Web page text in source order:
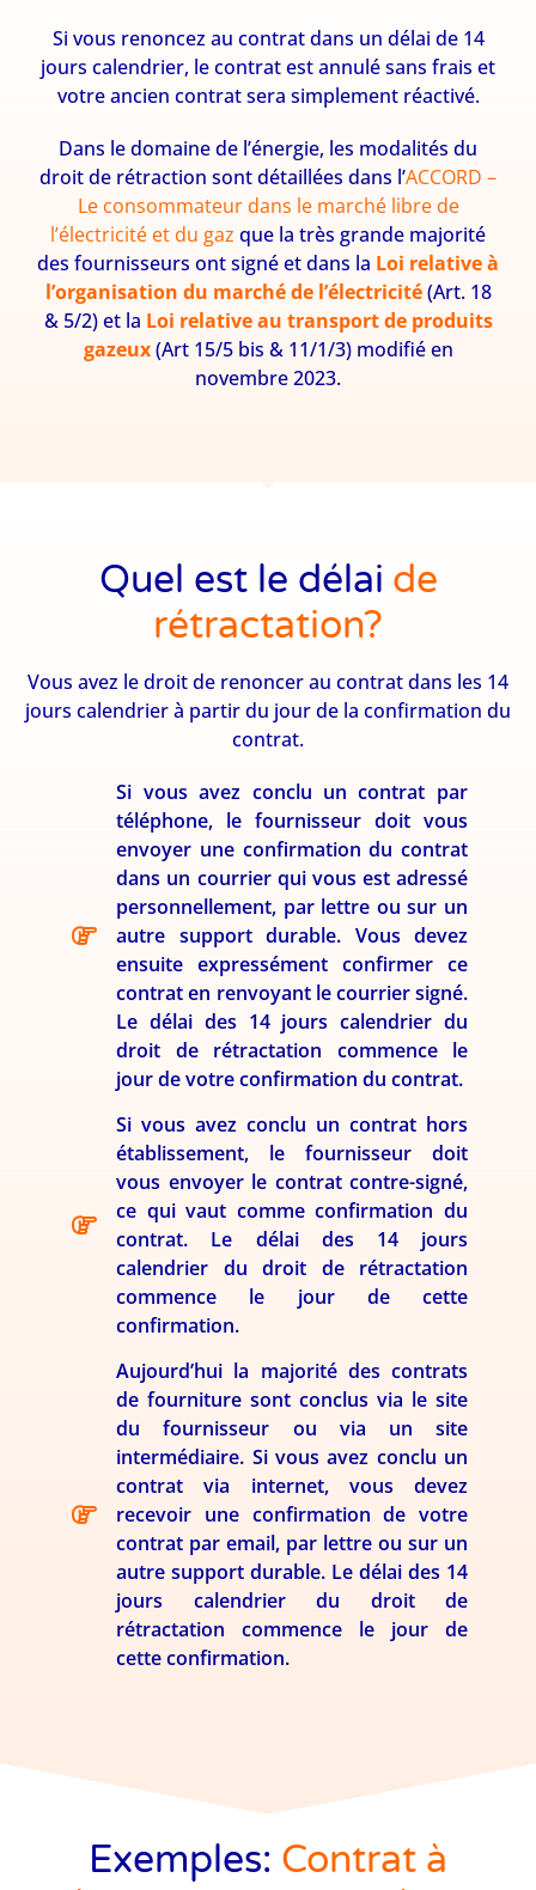
Si vous renoncez au contrat dans un délai de 14
jours calendrier, le contrat est annulé sans frais et
votre ancien contrat sera simplement réactivé.
Dans le domaine de l’énergie, les modalités du
droit de rétraction sont détaillées dans l’ACCORD –
Le consommateur dans le marché libre de
l’électricité et du gaz que la très grande majorité
des fournisseurs ont signé et dans la Loi relative à
l’organisation du marché de l’électricité(Art. 18
& 5/2) et la Loi relative au transport de produits
gazeux (Art 15/5 bis & 11/1/3) modifié en
novembre 2023.
Quel est le délai de
rétractation?
Vous avez le droit de renoncer au contrat dans les 14
jours calendrier à partir du jour de la confirmation du
contrat.
Si vous avez conclu un contrat par
téléphone, le fournisseur doit vous
envoyer une confirmation du contrat
dans un courrier qui vous est adressé
personnellement, par lettre ou sur un
autre support durable. Vous devez
ensuite expressément confirmer ce
contrat en renvoyant le courrier signé.
Le délai des 14 jours calendrier du
droit de rétractation commence le
jour de votre confirmation du contrat.
Si vous avez conclu un contrat hors
établissement, le fournisseur doit
vous envoyer le contrat contre-signé,
ce qui vaut comme confirmation du
contrat. Le délai des 14 jours
calendrier du droit de rétractation
commence le jour de cette
confirmation.
Aujourd’hui la majorité des contrats
de fourniture sont conclus via le site
du fournisseur ou via un site
intermédiaire. Si vous avez conclu un
contrat via internet, vous devez
recevoir une confirmation de votre
contrat par email, par lettre ou sur un
autre support durable. Le délai des 14
jours calendrier du droit de
rétractation commence le jour de
cette confirmation.
Exemples: Contrat à